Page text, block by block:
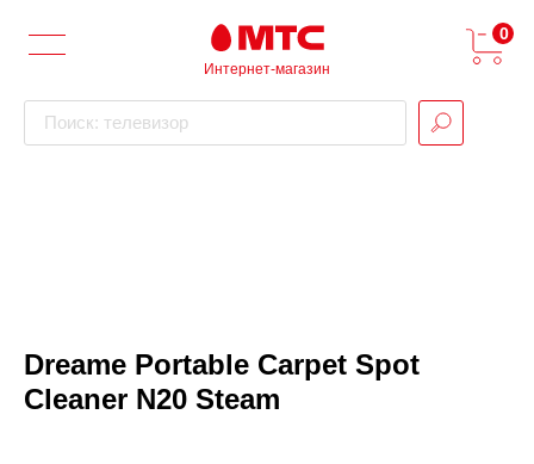
Интернет-магазин
Поиск: телевизор
0
Dreame Portable Carpet Spot
Cleaner N20 Steam